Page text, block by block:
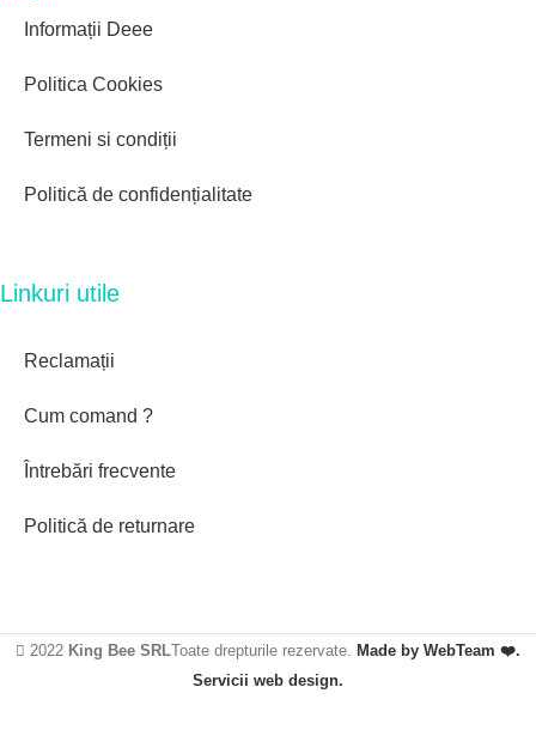
Informații Deee
Politica Cookies
Termeni si condiții
Politică de confidențialitate
Linkuri utile
Reclamații
Cum comand ?
Întrebări frecvente
Politică de returnare
2022 King Bee SRLToate drepturile rezervate. Made by WebTeam ❤️.
Servicii web design.